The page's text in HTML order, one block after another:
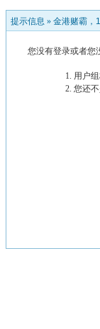
提示信息 » 金港赌霸，
您没有登录或者您
用户
您还